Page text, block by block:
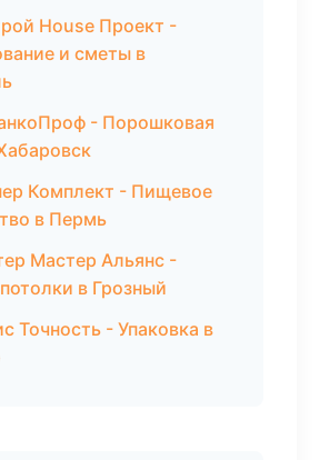
House Проект -
и сметы в
- Порошковая
Комплект - Пищевое
в Пермь
Мастер Альянс -
в Грозный
Точность - Упаковка в